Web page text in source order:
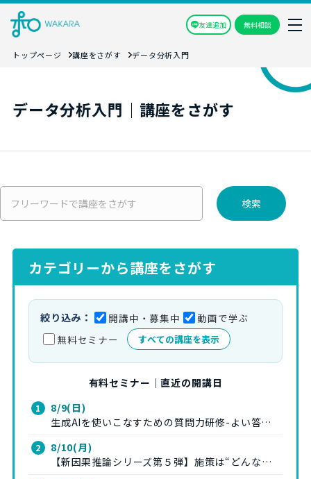
友達追加 無料相談
トップページ 講座をさがす データ分析入門
データ分析入門｜講座をさがす
検索
カテゴリーから講座をさがす
絞り込み： 開講中・募集中
動画で学ぶ
無料セミナー
すべての講座を表示
有料セミナー｜直近の開講日
8/9(日)
生成AIを使いこなすための質問力研修-よい答…
8/10(月)
【新因果推論シリーズ第５弾】施策は“どんな…